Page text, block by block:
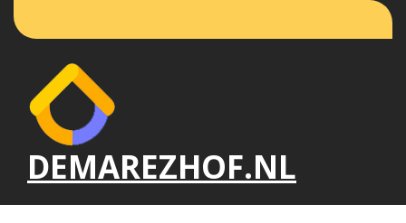
de
DEMAREZHOF.NL